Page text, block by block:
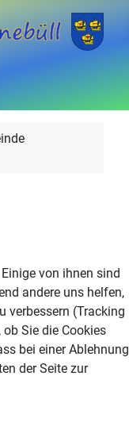
von ihnen sind
andere uns helfen,
verbessern (Tracking
Sie die Cookies
bei einer Ablehnung
der Seite zur